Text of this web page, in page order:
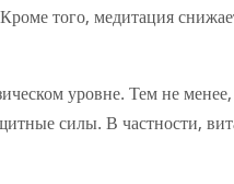
того, медитация
уровне. Тем не
силы. В частности,